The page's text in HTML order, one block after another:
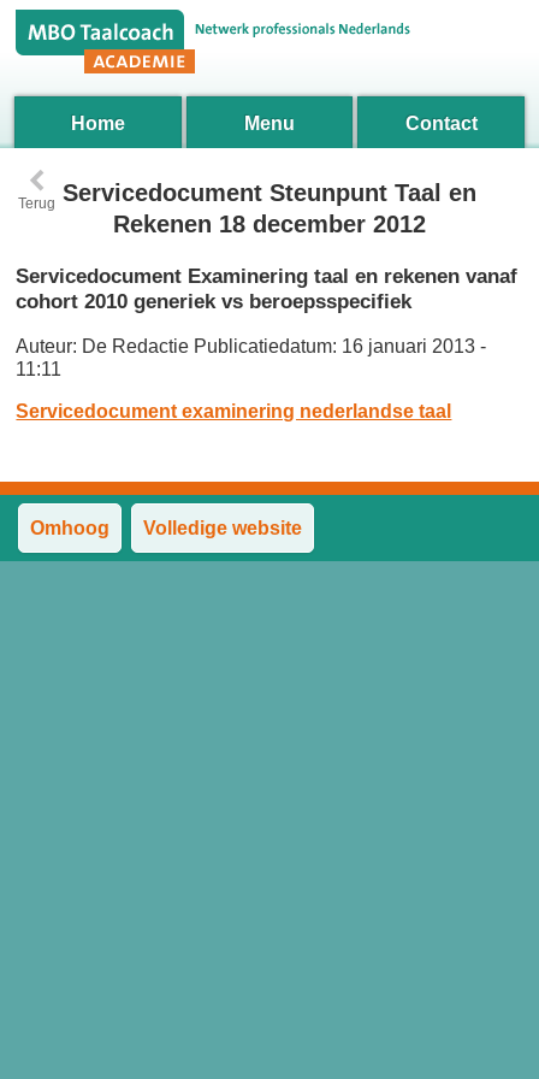
Home Menu Contact
‹
Terug Servicedocument Steunpunt Taal en
Rekenen 18 december 2012
Servicedocument Examinering taal en rekenen vanaf
cohort 2010 generiek vs beroepsspecifiek
Auteur: De Redactie Publicatiedatum: 16 januari 2013 -
11:11
Servicedocument examinering nederlandse taal
Omhoog Volledige website